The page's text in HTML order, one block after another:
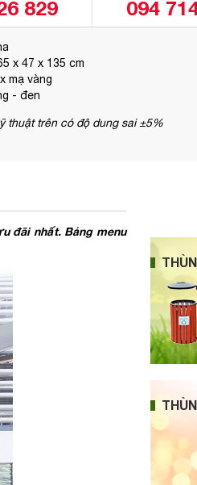
829 094
x 47 x 135 cm
mạ vàng
- đen
thuật trên có độ dung sai ±5%
đãi nhất. Bảng menu